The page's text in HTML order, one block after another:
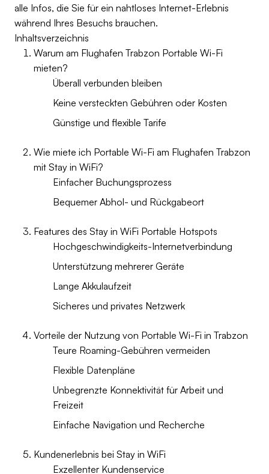
alle Infos, die Sie für ein nahtloses Internet-Erlebnis
während Ihres Besuchs brauchen.
Inhaltsverzeichnis
Warum am Flughafen Trabzon Portable Wi-Fi
mieten?
Überall verbunden bleiben
Keine versteckten Gebühren oder Kosten
Günstige und flexible Tarife
Wie miete ich Portable Wi-Fi am Flughafen Trabzon
mit Stay in WiFi?
Einfacher Buchungsprozess
Bequemer Abhol- und Rückgabeort
Features des Stay in WiFi Portable Hotspots
Hochgeschwindigkeits-Internetverbindung
Unterstützung mehrerer Geräte
Lange Akkulaufzeit
Sicheres und privates Netzwerk
Vorteile der Nutzung von Portable Wi-Fi in Trabzon
Teure Roaming-Gebühren vermeiden
Flexible Datenpläne
Unbegrenzte Konnektivität für Arbeit und
Freizeit
Einfache Navigation und Recherche
Kundenerlebnis bei Stay in WiFi
Exzellenter Kundenservice